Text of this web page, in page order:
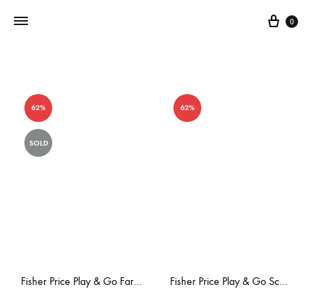
0
62%
SOLD
Fisher Price Play & Go Farm Empty Lunchbox
62%
Fisher Price Play & Go School Empty Lunchbox